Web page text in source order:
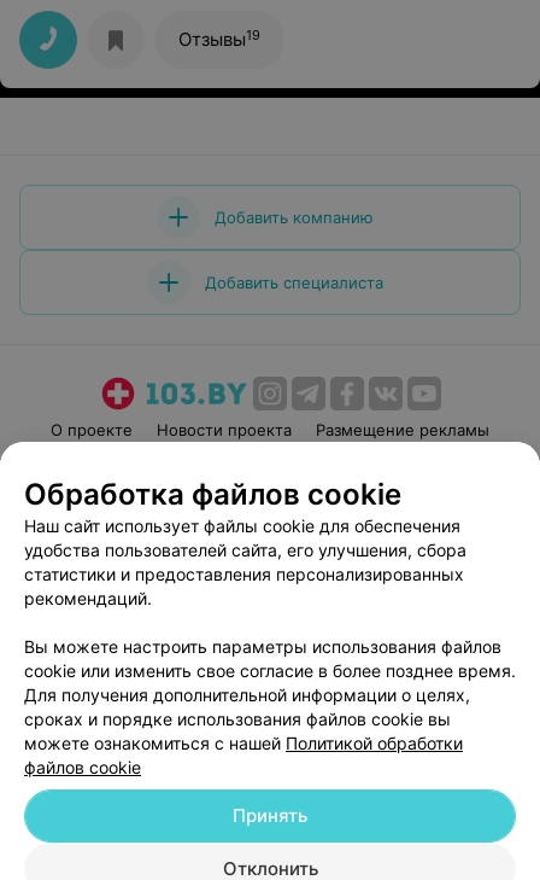
место для отдыха но только если есть своя компания.
Отзывы19
Добавить компанию
Добавить специалиста
О проекте Новости проекта
Размещение рекламы
Пользовательское соглашение
Способы оплаты
Вакансии
Партнеры
Написать руководителю 103.by
Обработка персональных данных
© 2026 ООО «Артокс Лаб», УНП 191700409
| 220012, Республика Беларусь,
г. Минск, улица Толбухина, 2, пом. 16 | help@103.by
Обработка файлов cookie
Наш сайт использует файлы cookie для обеспечения
удобства пользователей сайта, его улучшения, сбора
статистики и предоставления персонализированных
рекомендаций.
Вы можете настроить параметры использования файлов
cookie или изменить свое согласие в более позднее время.
Для получения дополнительной информации о целях,
сроках и порядке использования файлов cookie вы
можете ознакомиться с нашей Политикой обработки
файлов cookie
Отклонить
Принять